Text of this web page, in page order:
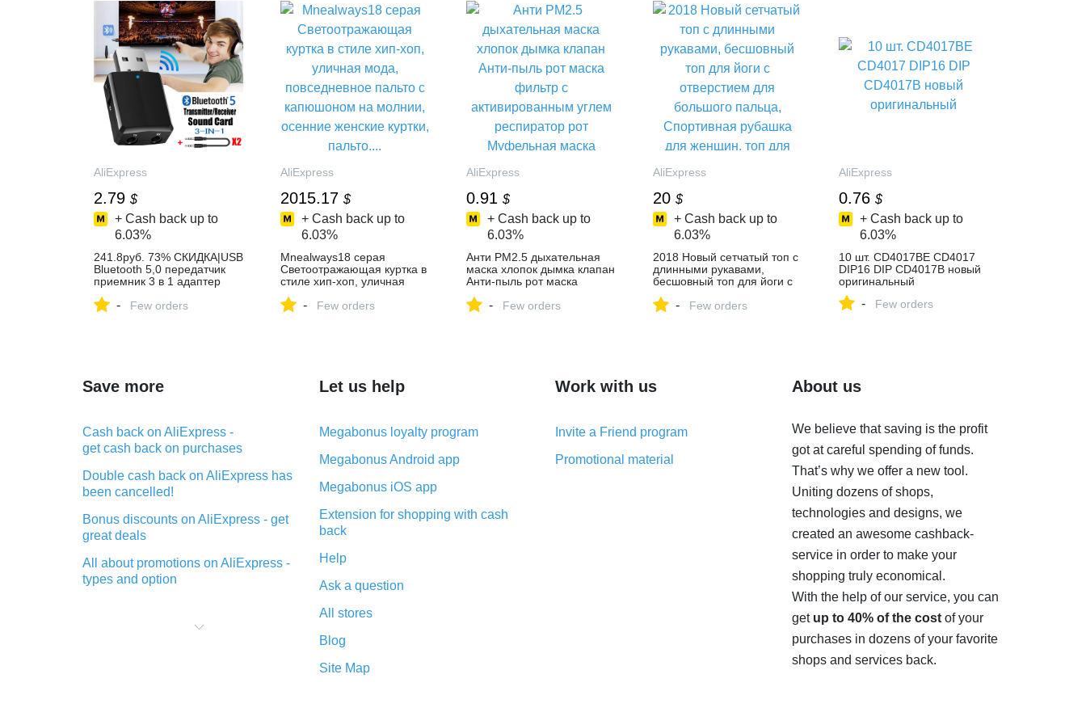
AliExpress
2.79 $
+ Cash back up to
6.03%
241.8руб. 73% СКИДКА|USB
Bluetooth 5,0 передатчик
приемник 3 в 1 адаптер
ТВ ПК наушники для дома
- Few orders
AliExpress
2015.17 $
+ Cash back up to
6.03%
Mnealways18 серая
Светоотражающая куртка в
стиле хип-хоп, уличная
с капюшоном на молнии,
- Few orders
AliExpress
0.91 $
+ Cash back up to
6.03%
Анти PM2.5 дыхательная
маска хлопок дымка клапан
Анти-пыль рот маска
углем респиратор рот
- Few orders
AliExpress
20 $
+ Cash back up to
6.03%
2018 Новый сетчатый топ с
длинными рукавами,
бесшовный топ для йоги с
пальца, Спортивная
- Few orders
AliExpress
0.76 $
+ Cash back up to
6.03%
10 шт. CD4017BE CD4017
DIP16 DIP CD4017B новый
оригинальный
- Few orders
Save more
Cash back on AliExpress -
get cash back on purchases
Double cash back on AliExpress has
been cancelled!
Bonus discounts on AliExpress - get
great deals
All about promotions on AliExpress -
types and option
purchases on AliExpress - short and
Let us help
Megabonus loyalty program
Megabonus Android app
Megabonus iOS app
Extension for shopping with cash
back
Help
Ask a question
All stores
Blog
Site Map
Work with us
Invite a Friend program
Promotional material
About us
We believe that saving is the profit
got at careful spending of funds.
That’s why we offer a new tool.
Uniting dozens of shops,
technologies and designs, we
created an awesome cashback-
service in order to make your
shopping truly economical.
With the help of our service, you can
get up to 40% of the costof your
purchases in dozens of your favorite
shops and services back.